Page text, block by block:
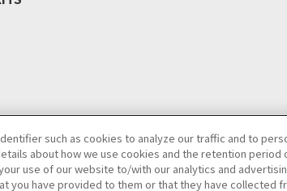
ソーシャルメディアポリシー個人情報及び特定個人情
Information著作権・商標についてカスタマー
such as cookies to analyze our traffic and to
about how we use cookies and the retention period
use of our website to/with our analytics and
you have provided to them or that they have collected